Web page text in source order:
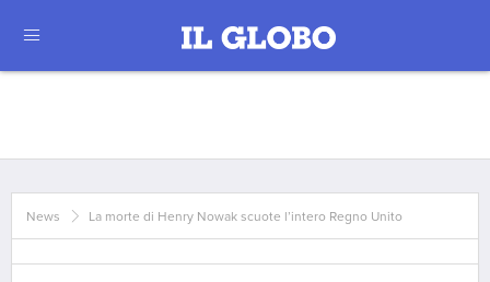
News La morte di Henry Nowak scuote l’intero Regno Unito